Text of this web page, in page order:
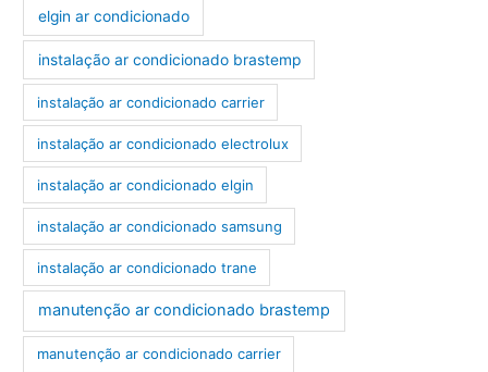
elgin ar condicionado
instalação ar condicionado brastemp
instalação ar condicionado carrier
instalação ar condicionado electrolux
instalação ar condicionado elgin
instalação ar condicionado samsung
instalação ar condicionado trane
manutenção ar condicionado brastemp
manutenção ar condicionado carrier